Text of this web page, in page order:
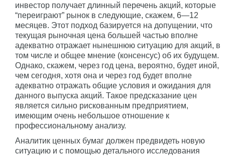
инвестор получает длинный перечень акций, которые
“переиграют” рынок в следующие, скажем, 6—12
месяцев. Этот подход базируется на допущении, что
текущая рыночная цена большей частью вполне
адекватно отражает нынешнюю ситуацию для акций, в
том числе и общее мнение (консенсус) об их будущем.
Однако, скажем, через год цена, вероятно, будет иной,
чем сегодня, хотя она и через год будет вполне
адекватно отражать общие условия и ожидания для
данного выпуска акций. Такое предсказание цен
является сильно рискованным предприятием,
имеющим очень небольшое отношение к
профессиональному анализу.
Аналитик ценных бумаг должен предвидеть новую
ситуацию и с помощью детального исследования